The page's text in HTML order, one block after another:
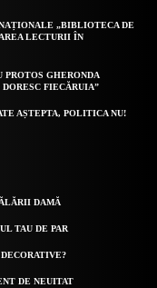
„BIBLIOTECA DE
LECTURII ÎN
PROTOS GHERONDA
FIECĂRUIA”
AȘTEPTA, POLITICA NU!
DAMĂ
TAU DE PAR
DE NEUITAT